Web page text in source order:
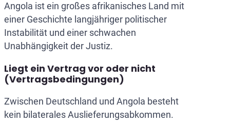
Angola ist ein großes afrikanisches Land mit
einer Geschichte langjähriger politischer
Instabilität und einer schwachen
Unabhängigkeit der Justiz.
Liegt ein Vertrag vor oder nicht
(Vertragsbedingungen)
Zwischen Deutschland und Angola besteht
kein bilaterales Auslieferungsabkommen.